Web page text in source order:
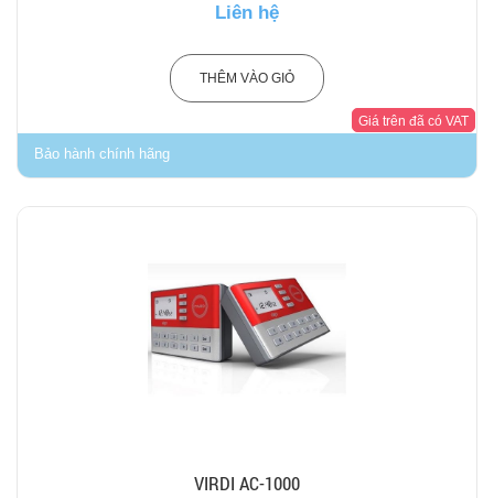
Liên hệ
THÊM VÀO GIỎ
Bảo hành chính hãng
Giá trên đã có VAT
VIRDI AC-1000